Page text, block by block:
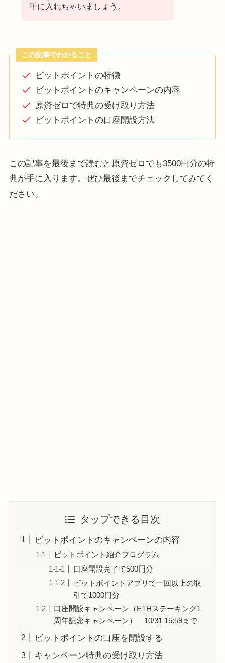
手に入れちゃいましょう。
この記事でわかること
ビットポイントの特徴
ビットポイントのキャンペーンの内容
原資ゼロで特典の受け取り方法
ビットポイントの口座開設方法
この記事を最後まで読むと原資ゼロでも3500円分の特
典が手に入ります。ぜひ最後までチェックしてみてく
ださい。
タップできる目次
ビットポイントのキャンペーンの内容
ビットポイント紹介プログラム
口座開設完了で500円分
ビットポイントアプリで一回以上の取
引で1000円分
口座開設キャンペーン（ETHステーキング1
周年記念キャンペーン） 10/31 15:59まで
ビットポイントの口座を開設する
キャンペーン特典の受け取り方法